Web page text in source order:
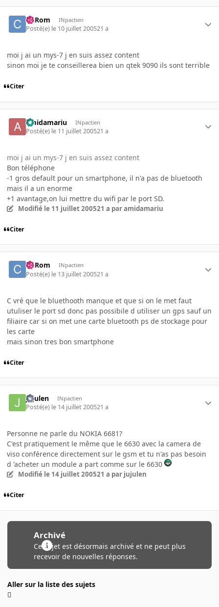
ChRom INpactien
Posté(e) le 10 juillet 200521 a
moi j ai un mys-7 j en suis assez content
sinon moi je te conseillerea bien un qtek 9090 ils sont terrible
Citer
amidamariu INpactien
Posté(e) le 11 juillet 200521 a
moi j ai un mys-7 j en suis assez content
Bon téléphone
-1 gros default pour un smartphone, il n'a pas de bluetooth
mais il a un enorme
+1 avantage,on lui mettre du wifi par le port SD.
Modifié le 11 juillet 200521 a par amidamariu
Citer
ChRom INpactien
Posté(e) le 13 juillet 200521 a
C vré que le bluethooth manque et que si on le met faut
utuliser le port sd donc pas possibile d utiliser un gps sauf un
filiaire car si on met une carte bluetooth ps de stockage pour
les carte
mais sinon tres bon smartphone
Citer
jujulen INpactien
Posté(e) le 14 juillet 200521 a
Personne ne parle du NOKIA 6681?
C'est pratiquement le même que le 6630 avec la camera de
viso conférence directement sur le gsm et tu n'as pas besoin
d 'acheter un module a part comme sur le 6630
Modifié le 14 juillet 200521 a par jujulen
Citer
Archivé
Ce sujet est désormais archivé et ne peut plus
recevoir de nouvelles réponses.
Aller sur la liste des sujets